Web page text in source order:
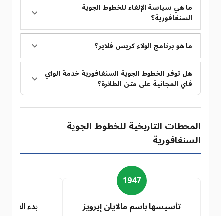
ما هي سياسة الإلغاء للخطوط الجوية
السنغافورية؟
ما هو برنامج الولاء كريس فلاير؟
هل توفر الخطوط الجوية السنغافورية خدمة الواي
فاي المجانية على متن الطائرة؟
المحطات التاريخية للخطوط الجوية
السنغافورية
1947
تأسيسها باسم مالايان إيرويز
بدء